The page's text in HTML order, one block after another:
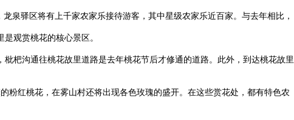
泉驿区将有上千家农家乐接待游客，其中星级农家乐近百家。与去年相比，
观赏桃花的核心景区。
杷沟通往桃花故里道路是去年桃花节后才修通的道路。此外，到达桃花故里
粉红桃花，在雾山村还将出现各色玫瑰的盛开。在这些赏花处，都有特色农